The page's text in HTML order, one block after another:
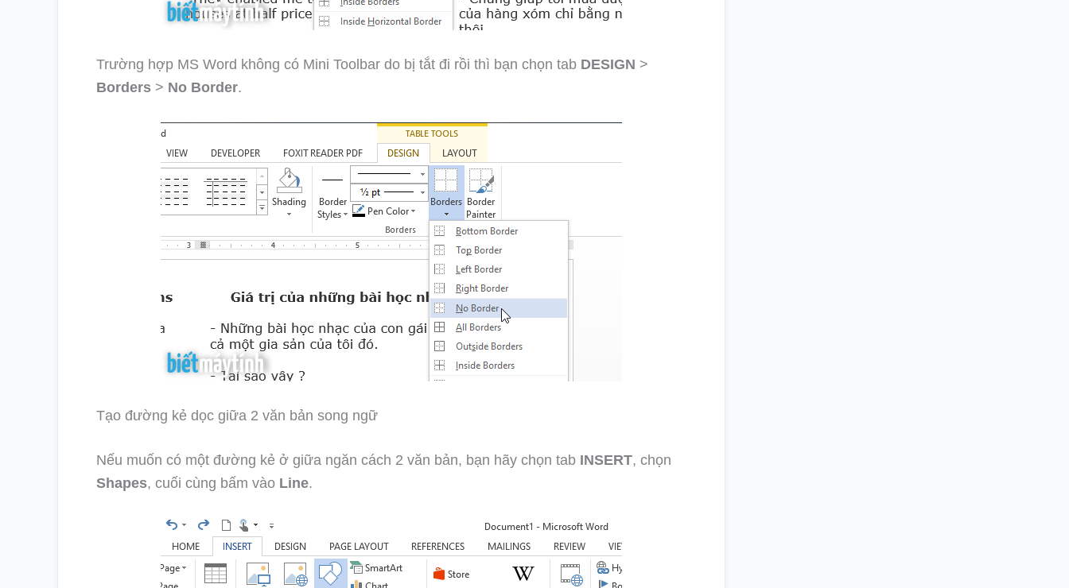
Trường hợp MS Word không có Mini Toolbar do bị tắt đi rồi thì bạn chọn tab DESIGN >
Borders > No Border.
Tạo đường kẻ dọc giữa 2 văn bản song ngữ
Nếu muốn có một đường kẻ ở giữa ngăn cách 2 văn bản, bạn hãy chọn tab INSERT, chọn
Shapes, cuối cùng bấm vào Line.